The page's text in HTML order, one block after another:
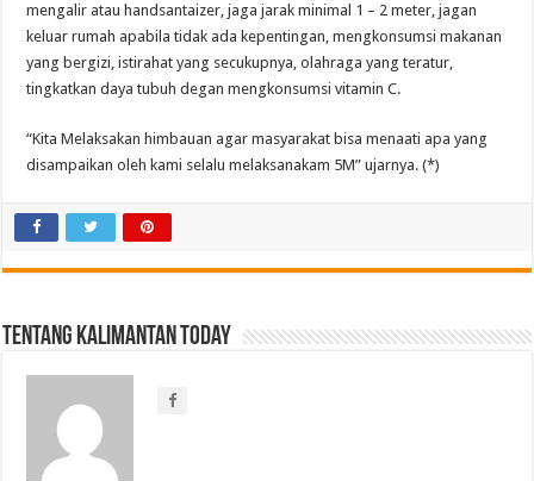
mengalir atau handsantaizer, jaga jarak minimal 1 – 2 meter, jagan
keluar rumah apabila tidak ada kepentingan, mengkonsumsi makanan
yang bergizi, istirahat yang secukupnya, olahraga yang teratur,
tingkatkan daya tubuh degan mengkonsumsi vitamin C.
“Kita Melaksakan himbauan agar masyarakat bisa menaati apa yang
disampaikan oleh kami selalu melaksanakam 5M” ujarnya. (*)
Tentang Kalimantan Today